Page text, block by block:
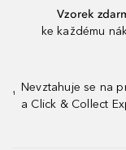
Vzorek
ke každému
¹
Nevztahuje se na
a Click & Collect